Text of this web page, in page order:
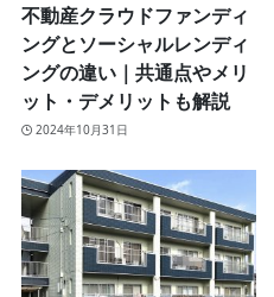
不動産クラウドファンディ
ングとソーシャルレンディ
ングの違い｜共通点やメリ
ット・デメリットも解説
2024年10月31日